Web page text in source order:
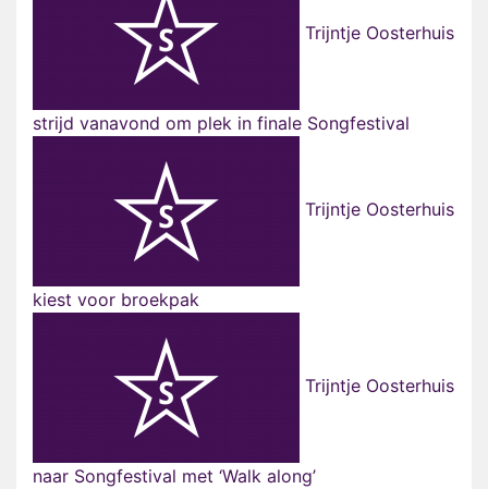
Trijntje Oosterhuis
strijd vanavond om plek in finale Songfestival
Trijntje Oosterhuis
kiest voor broekpak
Trijntje Oosterhuis
naar Songfestival met ‘Walk along’